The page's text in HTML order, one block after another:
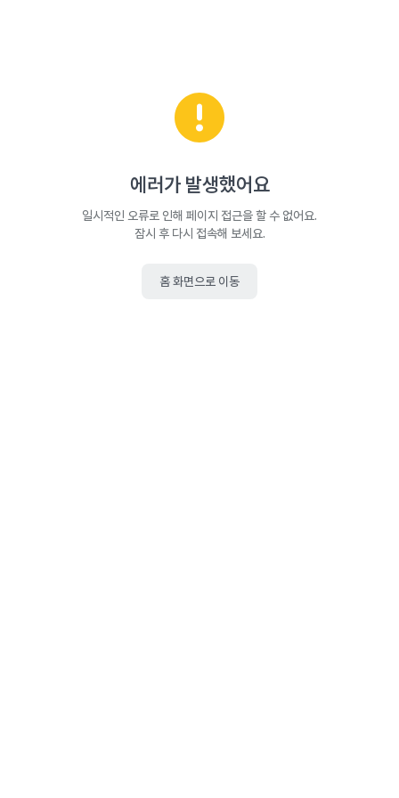
에러가 발생했어요
일시적인 오류로 인해 페이지 접근을 할 수 없어요.
잠시 후 다시 접속해 보세요.
홈 화면으로 이동